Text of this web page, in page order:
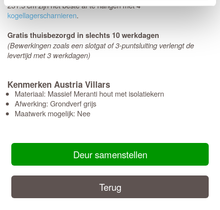
231.5 cm zijn het beste af te hangen met 4
kogellagerscharnieren.
Gratis thuisbezorgd in slechts 10 werkdagen
(Bewerkingen zoals een slotgat of 3-puntsluiting verlengt de
levertijd met 3 werkdagen)
Kenmerken Austria Villars
Materiaal: Massief Meranti hout met isolatiekern
Afwerking: Grondverf grijs
Maatwerk mogelijk: Nee
Deur samenstellen
Terug